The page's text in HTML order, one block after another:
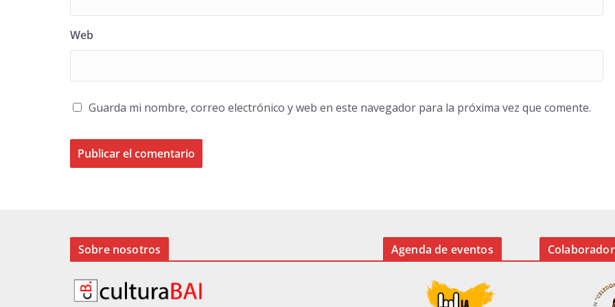
Web
Guarda mi nombre, correo electrónico y web en este navegador para la próxima vez que comente.
Sobre nosotros Agenda de eventos